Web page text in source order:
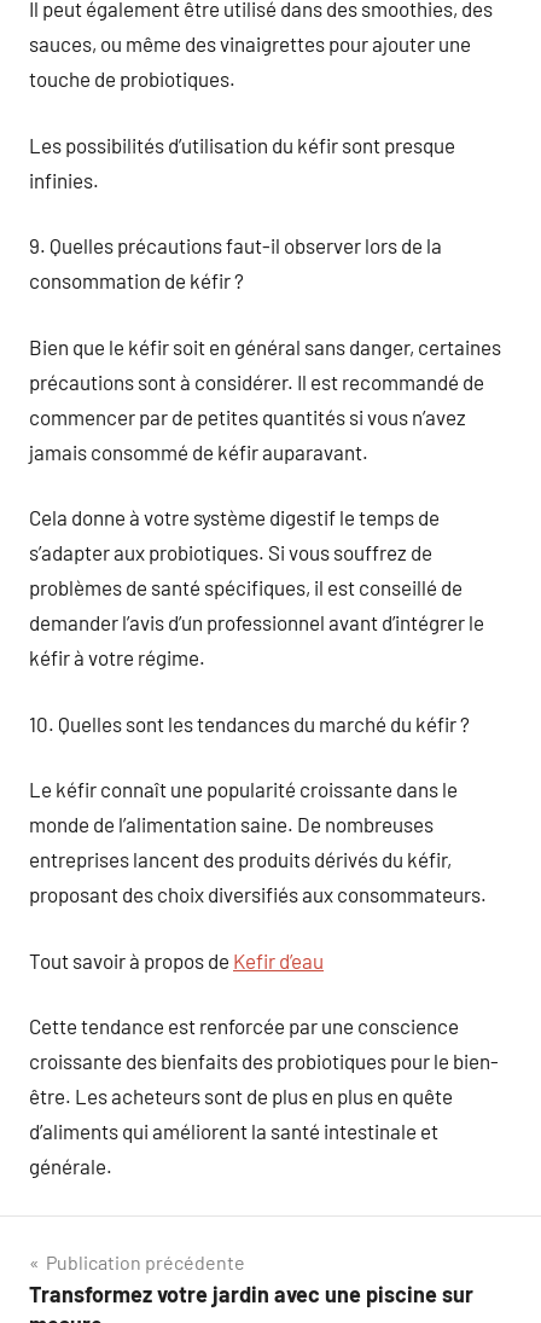
Il peut également être utilisé dans des smoothies, des
sauces, ou même des vinaigrettes pour ajouter une
touche de probiotiques.
Les possibilités d’utilisation du kéfir sont presque
infinies.
9. Quelles précautions faut-il observer lors de la
consommation de kéfir ?
Bien que le kéfir soit en général sans danger, certaines
précautions sont à considérer. Il est recommandé de
commencer par de petites quantités si vous n’avez
jamais consommé de kéfir auparavant.
Cela donne à votre système digestif le temps de
s’adapter aux probiotiques. Si vous souffrez de
problèmes de santé spécifiques, il est conseillé de
demander l’avis d’un professionnel avant d’intégrer le
kéfir à votre régime.
10. Quelles sont les tendances du marché du kéfir ?
Le kéfir connaît une popularité croissante dans le
monde de l’alimentation saine. De nombreuses
entreprises lancent des produits dérivés du kéfir,
proposant des choix diversifiés aux consommateurs.
Tout savoir à propos de Kefir d’eau
Cette tendance est renforcée par une conscience
croissante des bienfaits des probiotiques pour le bien-
être. Les acheteurs sont de plus en plus en quête
d’aliments qui améliorent la santé intestinale et
générale.
Navigation
de
Publication précédente
Transformez votre jardin avec une piscine sur